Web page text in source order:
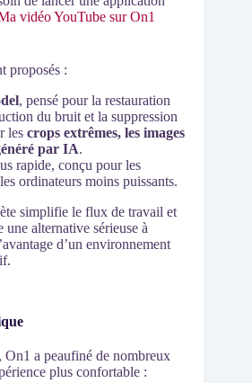
vidéo YouTube sur On1
proposés :
, pensé pour la restauration
du bruit et la suppression
les crops extrêmes, les images
par IA.
rapide, conçu pour les
ordinateurs moins puissants.
simplifie le flux de travail et
alternative sérieuse à
d’un environnement
On1 a peaufiné de nombreux
plus confortable :